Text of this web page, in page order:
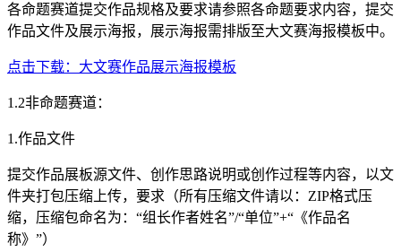
各命题赛道提交作品规格及要求请参照各命题要求内容，提交
作品文件及展示海报，展示海报需排版至大文赛海报模板中。
点击下载：大文赛作品展示海报模板
1.2非命题赛道：
1.作品文件
提交作品展板源文件、创作思路说明或创作过程等内容，以文
件夹打包压缩上传，要求（所有压缩文件请以：ZIP格式压
缩，压缩包命名为：“组长作者姓名”/“单位”+“《作品名
称》”）